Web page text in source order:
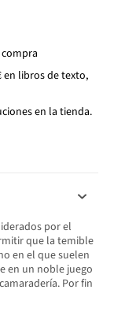
en libros de texto,
en la tienda.
por el
que la temible
en el que suelen
en un noble juego
Por fin